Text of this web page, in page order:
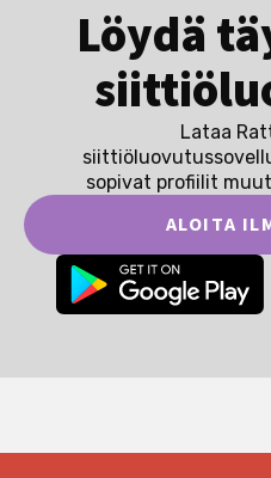
Löydä
Lataa
sopivat profiilit
ALOITA